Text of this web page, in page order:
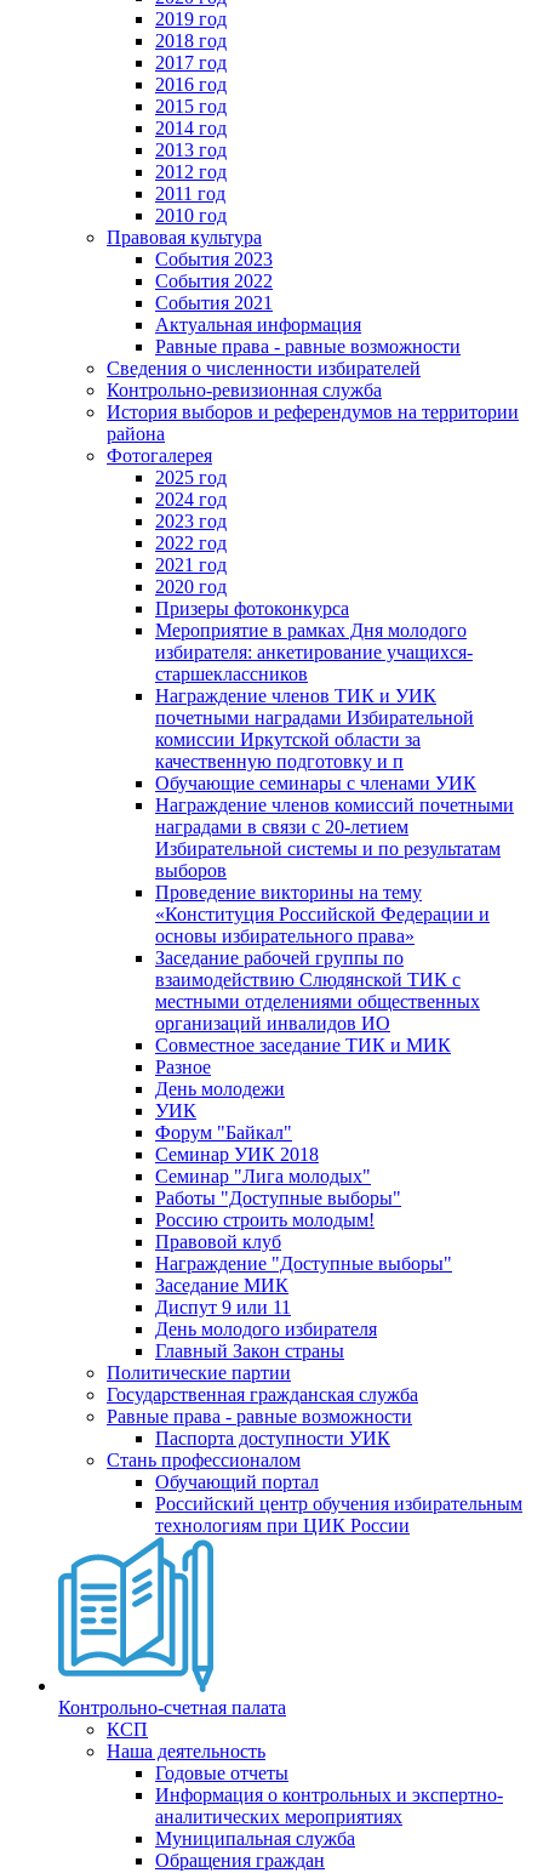
2019 год
2018 год
2017 год
2016 год
2015 год
2014 год
2013 год
2012 год
2011 год
2010 год
Правовая культура
События 2023
События 2022
События 2021
Актуальная информация
Равные права - равные возможности
Сведения о численности избирателей
Контрольно-ревизионная служба
История выборов и референдумов на территории
района
Фотогалерея
2025 год
2024 год
2023 год
2022 год
2021 год
2020 год
Призеры фотоконкурса
Мероприятие в рамках Дня молодого
избирателя: анкетирование учащихся-
старшеклассников
Награждение членов ТИК и УИК
почетными наградами Избирательной
комиссии Иркутской области за
качественную подготовку и п
Обучающие семинары с членами УИК
Награждение членов комиссий почетными
наградами в связи с 20-летием
Избирательной системы и по результатам
выборов
Проведение викторины на тему
«Конституция Российской Федерации и
основы избирательного права»
Заседание рабочей группы по
взаимодействию Слюдянской ТИК с
местными отделениями общественных
организаций инвалидов ИО
Совместное заседание ТИК и МИК
Разное
День молодежи
УИК
Форум "Байкал"
Семинар УИК 2018
Семинар "Лига молодых"
Работы "Доступные выборы"
Россию строить молодым!
Правовой клуб
Награждение "Доступные выборы"
Заседание МИК
Диспут 9 или 11
День молодого избирателя
Главный Закон страны
Политические партии
Государственная гражданская служба
Равные права - равные возможности
Паспорта доступности УИК
Стань профессионалом
Обучающий портал
Российский центр обучения избирательным
технологиям при ЦИК России
Контрольно-счетная палата
КСП
Наша деятельность
Годовые отчеты
Информация о контрольных и экспертно-
аналитических мероприятиях
Муниципальная служба
Обращения граждан